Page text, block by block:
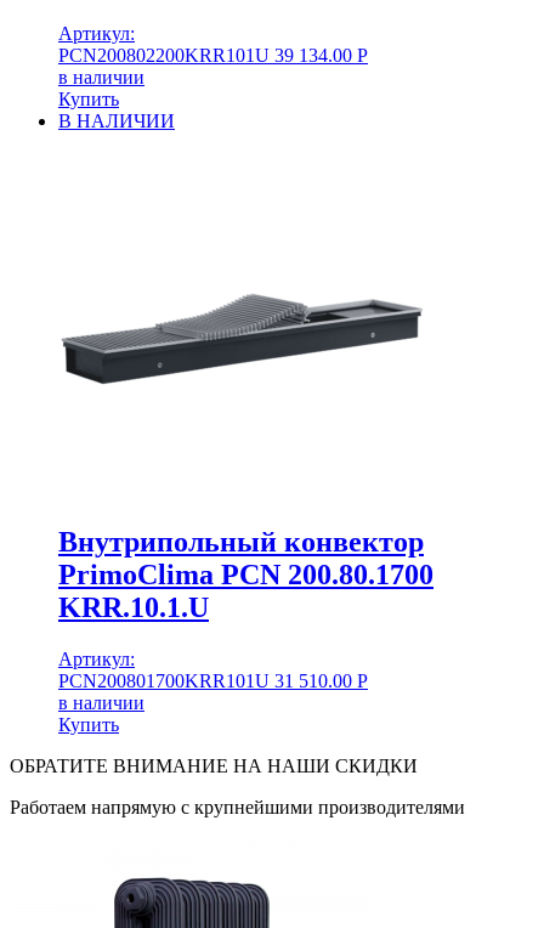
Артикул:
PCN200802200KRR101U 39 134.00 Р
в наличии
Купить
В НАЛИЧИИ
Внутрипольный конвектор
PrimoClima PCN 200.80.1700
KRR.10.1.U
Артикул:
PCN200801700KRR101U 31 510.00 Р
в наличии
Купить
ОБРАТИТЕ ВНИМАНИЕ НА НАШИ СКИДКИ
Работаем напрямую с крупнейшими производителями